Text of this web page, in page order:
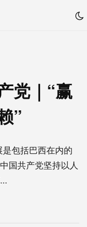
党｜“赢
”
包括巴西在内的
国共产党坚持以人